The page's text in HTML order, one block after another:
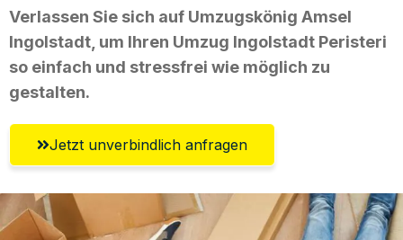
Verlassen Sie sich auf Umzugskönig Amsel
Ingolstadt, um Ihren Umzug Ingolstadt Peristeri
so einfach und stressfrei wie möglich zu
gestalten.
Jetzt unverbindlich anfragen